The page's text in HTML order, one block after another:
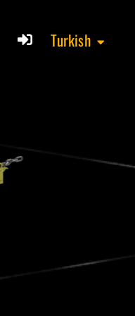
Turkish